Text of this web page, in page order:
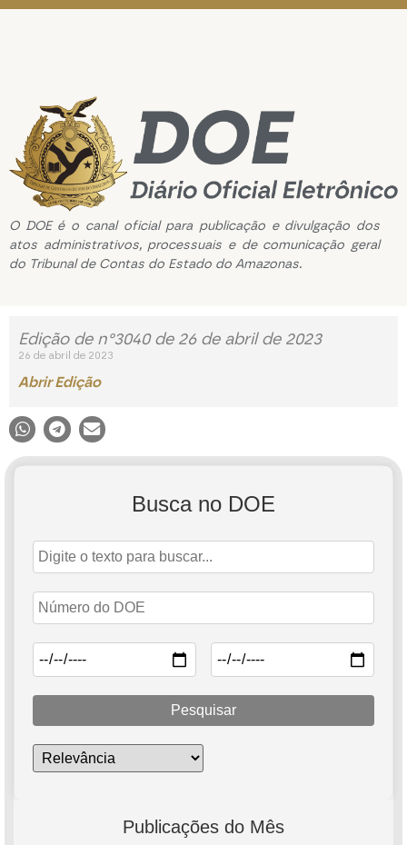
O DOE é o canal oficial para publicação e divulgação dos
atos administrativos, processuais e de comunicação geral
do Tribunal de Contas do Estado do Amazonas.
Edição de n°3040 de 26 de abril de 2023
26 de abril de 2023
Abrir Edição
Busca no DOE
Pesquisar
Publicações do Mês